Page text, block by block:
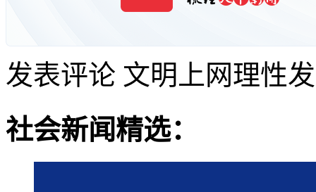
发表评论 文明上网理性
社会新闻精选：